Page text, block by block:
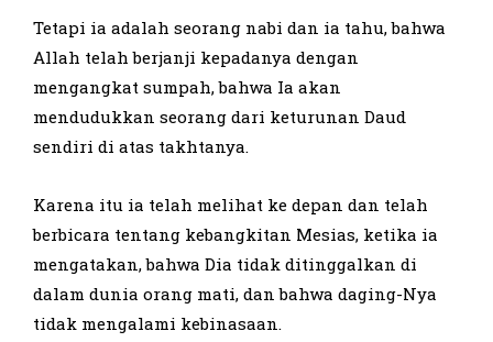
Tetapi ia adalah seorang nabi dan ia tahu, bahwa
Allah telah berjanji kepadanya dengan
mengangkat sumpah, bahwa Ia akan
mendudukkan seorang dari keturunan Daud
sendiri di atas takhtanya.
Karena itu ia telah melihat ke depan dan telah
berbicara tentang kebangkitan Mesias, ketika ia
mengatakan, bahwa Dia tidak ditinggalkan di
dalam dunia orang mati, dan bahwa daging-Nya
tidak mengalami kebinasaan.